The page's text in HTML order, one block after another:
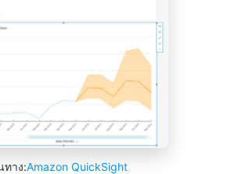
ทาง:Amazon QuickSight